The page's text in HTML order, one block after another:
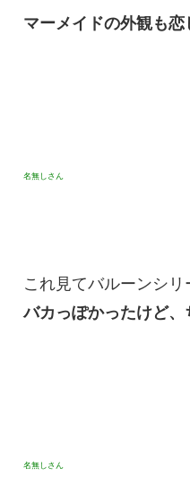
マーメイドの外観も恋
名無しさん
これ見てバルーンシリ
バカっぽかったけど、
名無しさん